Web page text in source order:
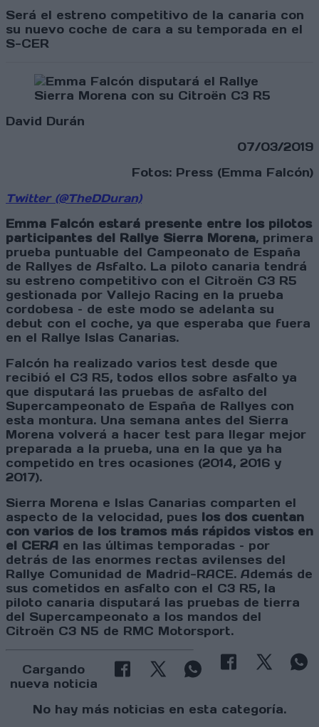
Será el estreno competitivo de la canaria con
su nuevo coche de cara a su temporada en el
S-CER
David Durán
07/03/2019
Fotos: Press (Emma Falcón)
Twitter (@TheDDuran)
Emma Falcón estará presente entre los pilotos
participantes del Rallye Sierra Morena, primera
prueba puntuable del Campeonato de España
de Rallyes de Asfalto. La piloto canaria tendrá
su estreno competitivo con el Citroën C3 R5
gestionada por Vallejo Racing en la prueba
cordobesa – de este modo se adelanta su
debut con el coche, ya que esperaba que fuera
en el Rallye Islas Canarias.
Falcón ha realizado varios test desde que
recibió el C3 R5, todos ellos sobre asfalto ya
que disputará las pruebas de asfalto del
Supercampeonato de España de Rallyes con
esta montura. Una semana antes del Sierra
Morena volverá a hacer test para llegar mejor
preparada a la prueba, una en la que ya ha
competido en tres ocasiones (2014, 2016 y
2017).
Sierra Morena e Islas Canarias comparten el
aspecto de la velocidad, pues los dos cuentan
con varios de los tramos más rápidos vistos en
el CERA en las últimas temporadas – por
detrás de las enormes rectas avilenses del
Rallye Comunidad de Madrid-RACE. Además de
sus cometidos en asfalto con el C3 R5, la
piloto canaria disputará las pruebas de tierra
del Supercampeonato a los mandos del
Citroën C3 N5 de RMC Motorsport.
Cargando
nueva noticia
No hay más noticias en esta categoría.